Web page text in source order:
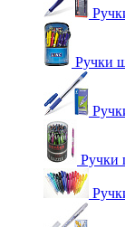
Ручки
Ручки